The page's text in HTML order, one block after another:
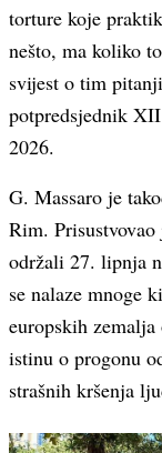
torture koje
nešto, ma koliko
svijest o tim
potpredsjednik
2026.
G. Massaro je
Rim.
održali 27. lipnja
se nalaze mnoge
europskih
istinu o progonu
strašnih kršenja